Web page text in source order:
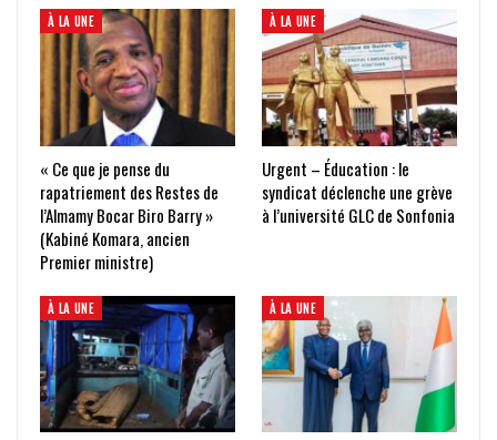
À LA UNE
« Ce que je pense du
rapatriement des Restes de
l’Almamy Bocar Biro Barry »
(Kabiné Komara, ancien
Premier ministre)
À LA UNE
Urgent – Éducation : le
syndicat déclenche une grève
à l’université GLC de Sonfonia
À LA UNE À LA UNE